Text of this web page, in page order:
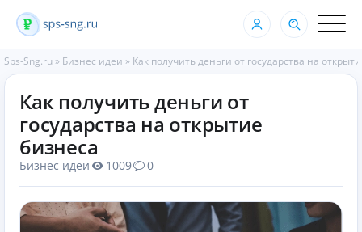
Sps-Sng.ru » Бизнес идеи » Как получить деньги от государства на
Как получить деньги от
государства на открытие
бизнеса
Бизнес идеи 1009 0